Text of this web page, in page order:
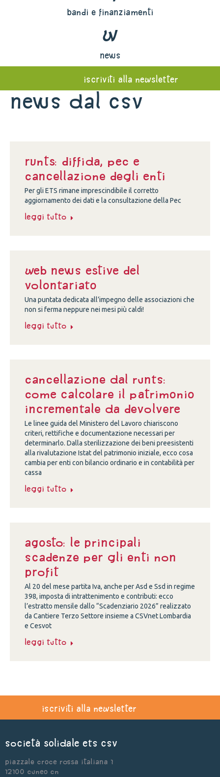
bandi e finanziamenti
w
news
iscriviti alla newsletter
News dal Csv
Runts: diffida, Pec e
cancellazione degli enti
Per gli ETS rimane imprescindibile il corretto
aggiornamento dei dati e la consultazione della Pec
Leggi tutto
Web news estive del
volontariato
Una puntata dedicata all’impegno delle associazioni che
non si ferma neppure nei mesi più caldi!
Leggi tutto
Cancellazione dal Runts:
come calcolare il patrimonio
incrementale da devolvere
Le linee guida del Ministero del Lavoro chiariscono
criteri, rettifiche e documentazione necessari per
determinarlo. Dalla sterilizzazione dei beni preesistenti
alla rivalutazione Istat del patrimonio iniziale, ecco cosa
cambia per enti con bilancio ordinario e in contabilità per
cassa
Leggi tutto
Agosto: le principali
scadenze per gli enti non
profit
Al 20 del mese partita Iva, anche per Asd e Ssd in regime
398, imposta di intrattenimento e contributi: ecco
l’estratto mensile dallo “Scadenziario 2026” realizzato
da Cantiere Terzo Settore insieme a CSVnet Lombardia
e Cesvot
Leggi tutto
iscriviti alla newsletter
Società Solidale ets CSV
Piazzale Croce Rossa Italiana 1
12100 Cuneo CN